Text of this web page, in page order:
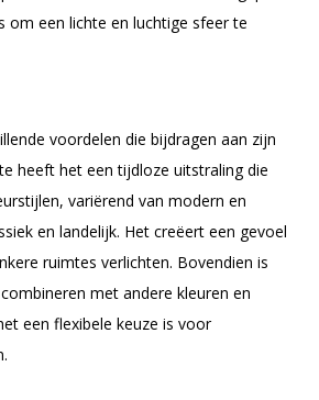
om een lichte en luchtige sfeer te
voordelen die bijdragen aan zijn
heeft het een tijdloze uitstraling die
variërend van modern en
en landelijk. Het creëert een gevoel
ruimtes verlichten. Bovendien is
met andere kleuren en
een flexibele keuze is voor